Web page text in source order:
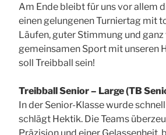
Am Ende bleibt für uns vor allem
einen gelungenen Turniertag mit
Läufen, guter Stimmung und ganz
gemeinsamen Sport mit unseren
soll Treibball sein!
Treibball Senior – Large (TB
In der Senior-Klasse wurde
schlägt Hektik. Die Teams